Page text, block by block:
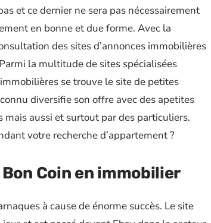
et ce dernier ne sera pas nécessairement
en bonne et due forme. Avec la
des sites d’annonces immobilières
la multitude de sites spécialisées
se trouve le site de petites
diversifie son offre avec des apetites
aussi et surtout par des particuliers.
votre recherche d’appartement ?
Coin en immobilier
à cause de énorme succès. Le site